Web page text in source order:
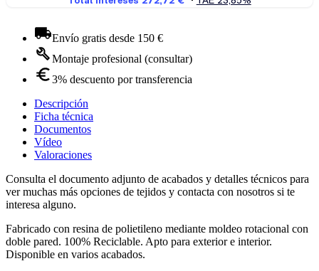
Envío gratis desde 150 €
Montaje profesional (consultar)
3% descuento por transferencia
Descripción
Ficha técnica
Documentos
Vídeo
Valoraciones
Consulta el documento adjunto de acabados y detalles técnicos para
ver muchas más opciones de tejidos y contacta con nosotros si te
interesa alguno.
Fabricado con resina de polietileno mediante moldeo rotacional con
doble pared. 100% Reciclable. Apto para exterior e interior.
Disponible en varios acabados.